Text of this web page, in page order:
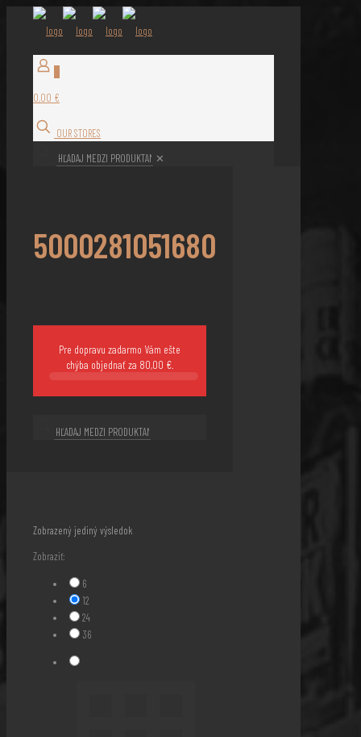
0,00 €
OUR STORES
✕
5000281051680
Pre dopravu zadarmo Vám ešte
chýba objednať za 80,00 €.
Zobrazený jediný výsledok
Zobraziť:
6
12
24
36